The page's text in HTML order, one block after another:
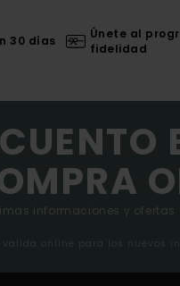
30 días
Únete al
fidelidad
informaciones y ofertas
valida online para los nuevos